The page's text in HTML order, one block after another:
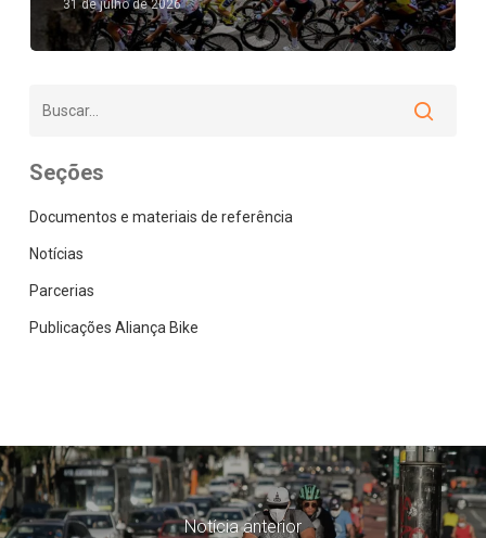
31 de julho de 2026
Seções
Documentos e materiais de referência
Notícias
Parcerias
Publicações Aliança Bike
Notícia anterior